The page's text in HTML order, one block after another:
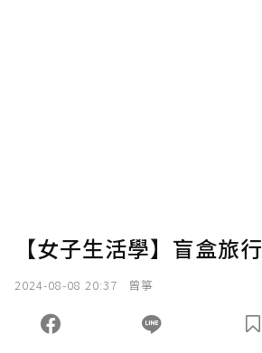
【女子生活學】盲盒旅行
2024-08-08 20:37 曾箏